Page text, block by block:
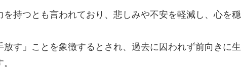
持つとも言われており、悲しみや不安を軽減し、心を穏
す」ことを象徴するとされ、過去に囚われず前向きに生